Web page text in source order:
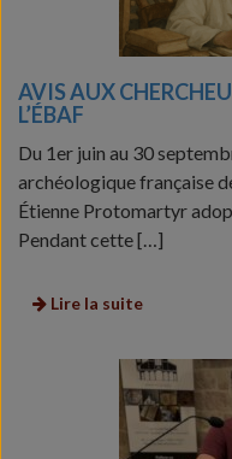
AVIS AUX
L’ÉBAF
Du 1er juin au 30
archéologique française
Étienne Protomartyr
Pendant cette […]
Lire la suite